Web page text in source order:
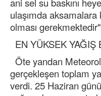
ani sel su baskını
ulaşımda aksamalara
olması
EN YÜKSEK YAĞIŞ
Öte yandan
gerçekleşen toplam
verdi. 25 Haziran